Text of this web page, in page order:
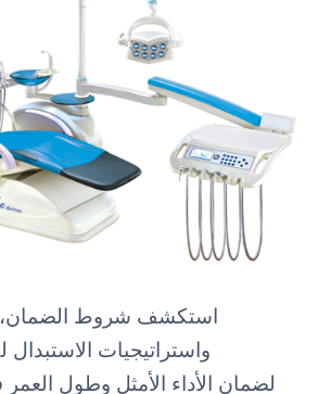
استكشف شروط الضمان،
واستراتيجيات